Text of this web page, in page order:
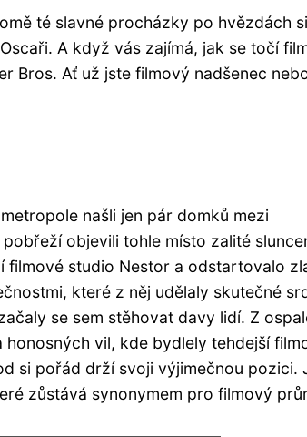
té slavné procházky po hvězdách si
A když vás zajímá, jak se točí
Bros. Ať už jste filmový nadšenec
našli jen pár domků mezi
objevili tohle místo zalité
filmové studio Nestor a odstartovalo
které z něj udělaly skutečné
se sem stěhovat davy lidí. Z
vil, kde bydlely tehdejší
si pořád drží svoji výjimečnou pozici.
zůstává synonymem pro filmový